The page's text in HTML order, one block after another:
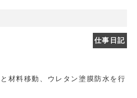
仕事日記
材料移動、ウレタン塗膜防水を行